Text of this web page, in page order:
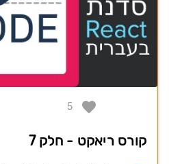
5
קורס ריאקט - חלק 7